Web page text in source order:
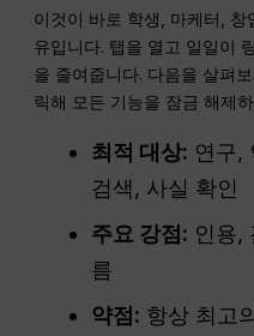
이것이 바로 학생, 마케터,
유입니다. 탭을 열고 일일이
을 줄여줍니다. 다음을 살펴
릭해 모든 기능을 잠금 해제
최적 대상: 연구,
검색, 사실 확인
주요 강점: 인용,
름
약점: 항상 최고